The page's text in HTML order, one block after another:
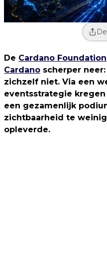
De Cardano Foundation
Cardano scherper
zichzelf niet. Via een
eventsstrategie kregen
een gezamenlijk
zichtbaarheid te
opleverde.